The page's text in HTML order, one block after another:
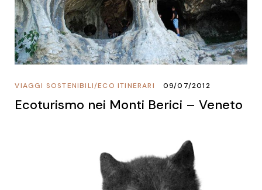
ECO ITINERARI
/
VIAGGI SOSTENIBILI 09/07/2012
Ecoturismo nei Monti Berici – Veneto